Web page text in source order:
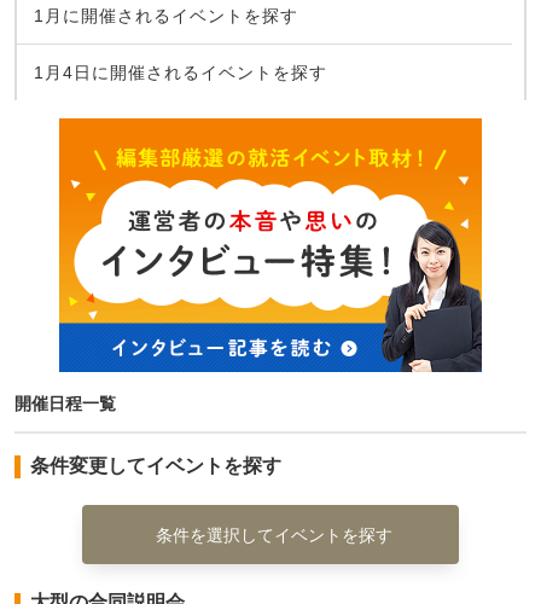
1月に開催されるイベントを探す
1月4日に開催されるイベントを探す
開催日程一覧
条件変更してイベントを探す
条件を選択してイベントを探す